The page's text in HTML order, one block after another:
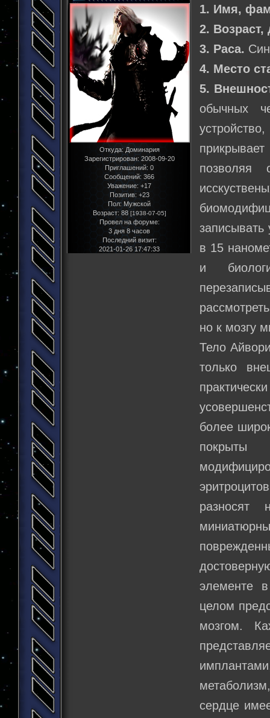
Откуда: Доминария
Зарегистрирован: 2008-09-20
Приглашений: 0
Сообщений: 366
Уважение: +17
Позитив: +23
Пол: Мужской
Возраст: 88 [1938-07-05]
Провел на форуме:
3 дня 8 часов
Последний визит:
2021-01-26 17:47:33
1. Имя,
2. Возраст,
3. Раса.
4. Место
5.
обычных
позволяя
в 15
и
но к мозгу
Тело
только
более
разносят
элементе
целом
мозгом.
сердце